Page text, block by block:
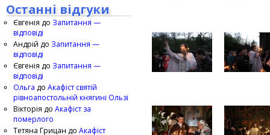
Останні відгуки
Євгенія до Запитання —
відповіді
Андрій до Запитання —
відповіді
Євгенія до Запитання —
відповіді
Ольга до Акафіст святій
рівноапостольній княгині Ользі
Вікторія до Акафіст за
померлого
Тетяна Грицан до Акафіст